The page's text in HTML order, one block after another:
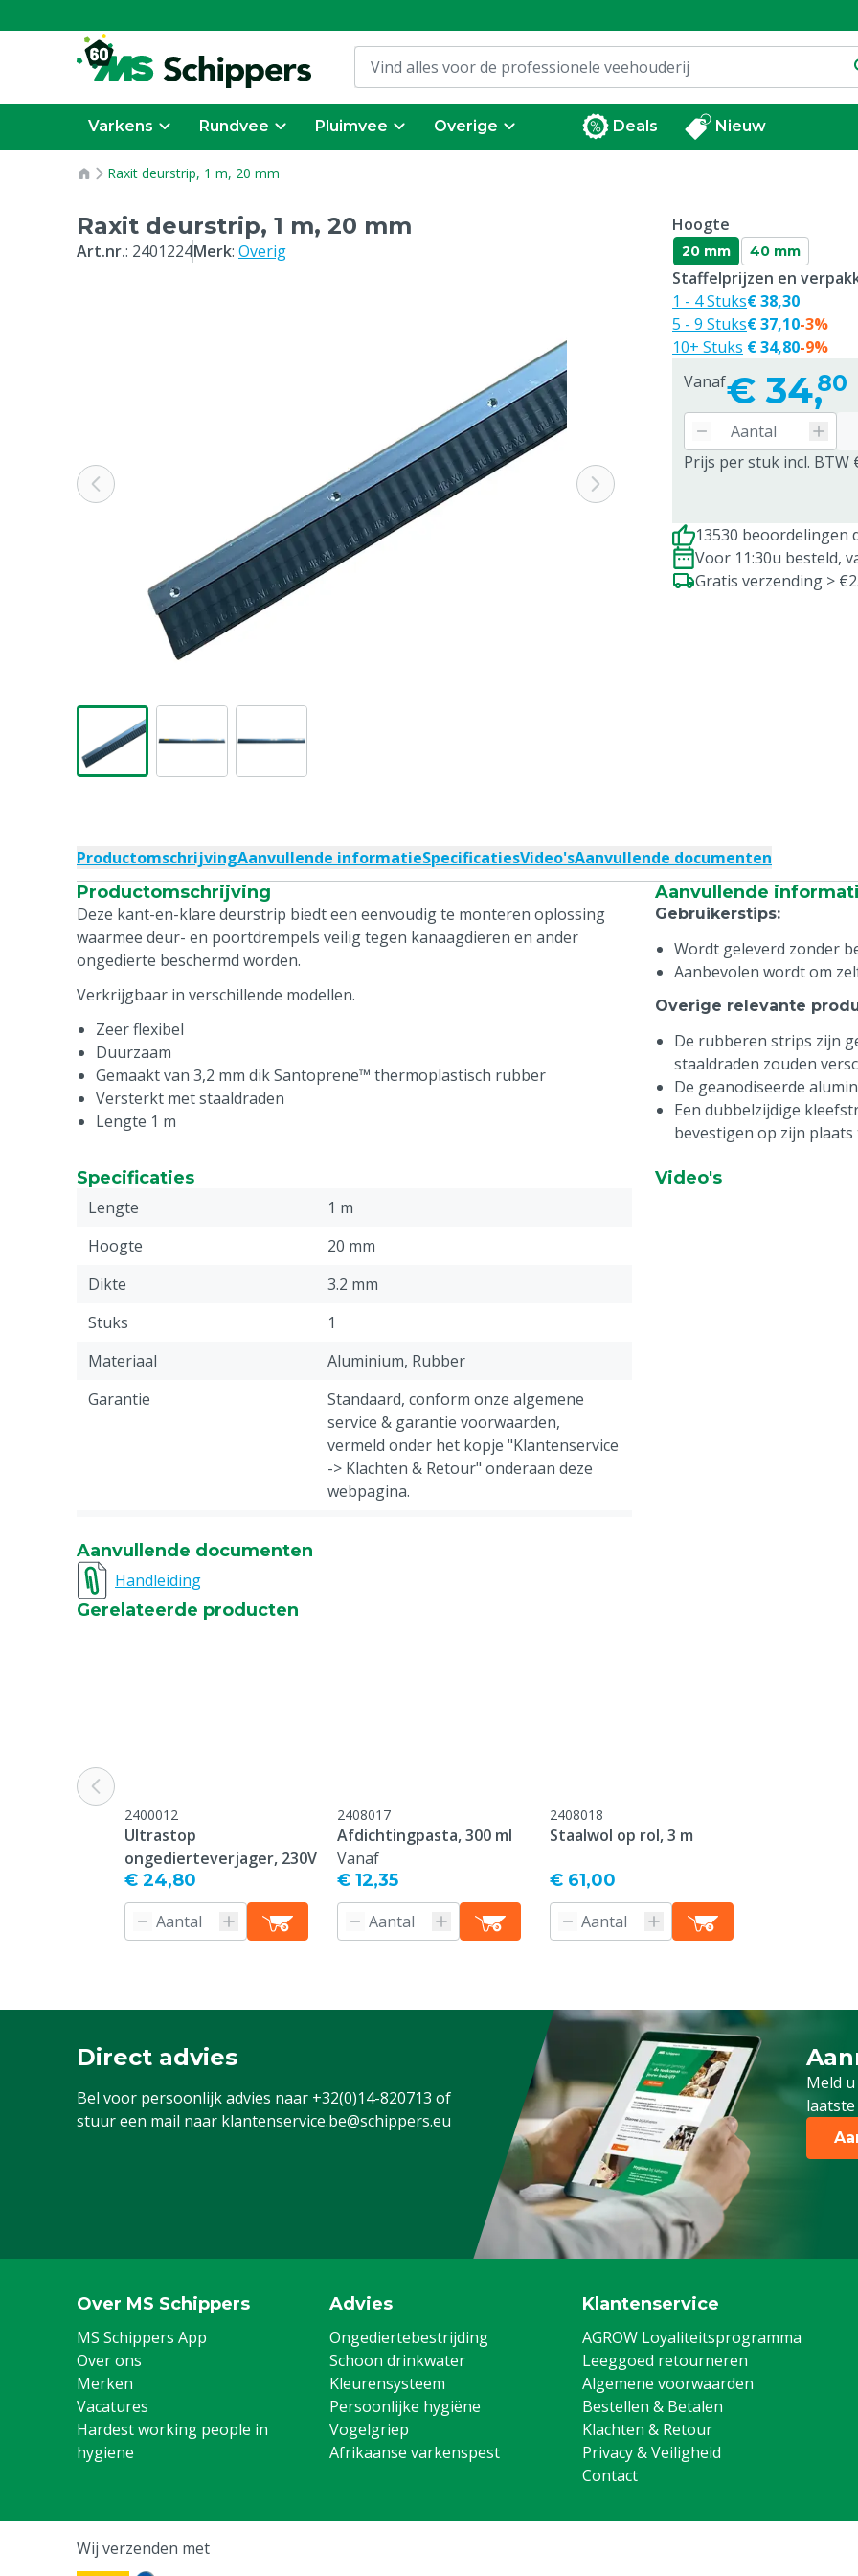
Varkens Rundvee Pluimvee Overige Deals Nieuw
Raxit deurstrip, 1 m, 20 mm
Raxit deurstrip, 1 m, 20 mm
Art.nr.: 2401224Merk: Overig
Hoogte
20 mm 40 mm
Vanaf€34,80
Prijs per stuk incl. BTW
Staffelprijzen en
1 - 4 Stuks
5 - 9 Stuks
10+ Stuks
€ 38,30
€ 37,10
€ 34,80
-3%
-9%
13530 beoordelingen
Voor 11:30u besteld,
Gratis verzending >
ProductomschrijvingAanvullende informatieSpecificatiesVideo'sAanvullende documenten
Productomschrijving
Deze kant-en-klare deurstrip biedt een eenvoudig te monteren oplossing
waarmee deur- en poortdrempels veilig tegen kanaagdieren en ander
ongedierte beschermd worden.
Verkrijgbaar in verschillende modellen.
Zeer flexibel
Duurzaam
Gemaakt van 3,2 mm dik Santoprene™ thermoplastisch rubber
Versterkt met staaldraden
Lengte 1 m
Aanvullende
Gebruikerstips:
Wordt geleverd zonder
Aanbevolen wordt om
Overige relevante
De rubberen strips zijn
staaldraden zouden
De geanodiseerde
Een dubbelzijdige
bevestigen op zijn plaats
Specificaties
Lengte
1 m
Hoogte
20 mm
Dikte
3.2 mm
Stuks
1
Materiaal
Aluminium, Rubber
Garantie
Standaard, conform onze algemene
service & garantie voorwaarden,
vermeld onder het kopje "Klantenservice
-> Klachten & Retour" onderaan deze
webpagina.
Ongediertebestrijding
Video's
Aanvullende documenten
Handleiding
Gerelateerde producten
2400012
Ultrastop
ongedierteverjager, 230V
€ 24,80
2408017
Afdichtingpasta, 300 ml
Vanaf
€ 12,35
2408018
Staalwol op rol, 3 m
€ 61,00
Direct advies
Bel voor persoonlijk advies naar +32(0)14-820713 of
stuur een mail naar klantenservice.be@schippers.eu
Meld
Meld
Over MS Schippers
MS Schippers App
Over ons
Merken
Vacatures
Hardest working people in
hygiene
Advies
Ongediertebestrijding
Schoon drinkwater
Kleurensysteem
Persoonlijke hygiëne
Vogelgriep
Afrikaanse varkenspest
Klantenservice
AGROW Loyaliteitsprogramma
Leeggoed retourneren
Algemene voorwaarden
Bestellen & Betalen
Klachten & Retour
Privacy & Veiligheid
Contact
Wij verzenden met